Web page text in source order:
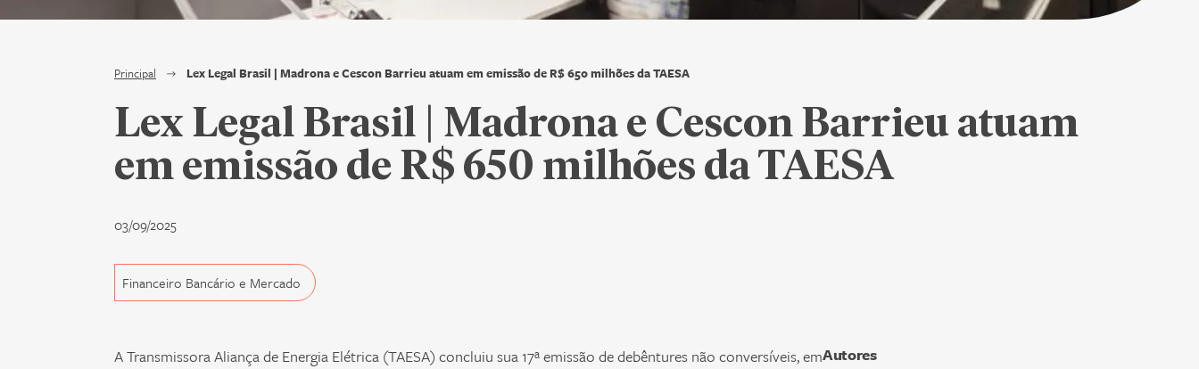
Principal Lex Legal Brasil | Madrona e Cescon Barrieu atuam em emissão de R$ 650 milhões da TAESA
Lex Legal Brasil | Madrona e Cescon Barrieu atuam
em emissão de R$ 650 milhões da TAESA
03/09/2025
Financeiro Bancário e Mercado
Autores
A Transmissora Aliança de Energia Elétrica (TAESA) concluiu sua 17ª emissão de debêntures não conversíveis, em